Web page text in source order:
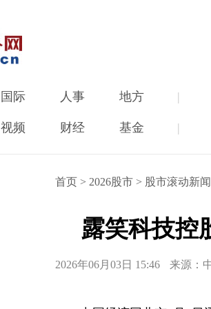
国际 人事 地方 |
视频 财经 基金 |
首页 > 2026股市 > 股市滚动新闻
露笑科技控
2026年06月03日 15:46 来源：